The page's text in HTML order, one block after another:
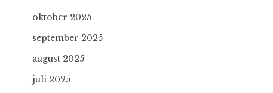
oktober 2025
september 2025
august 2025
juli 2025